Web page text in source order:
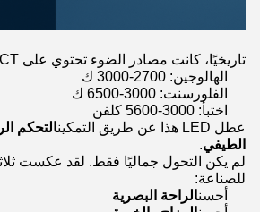
تاريخيًا، كانت مصادر الضوء تحتوي على CCT ثابت:
الهالوجين: 2700-3000 ك
الفلورسنت: 3000-6500 ك
اختبأ: 3000-5600 كلفن
عطل LED هذا عن طريق التمكين
التحكم
الطيفي.
لم يكن التحول جماليًا فقط. لقد عكست
للصناعة:
أحسنالراحة البصرية